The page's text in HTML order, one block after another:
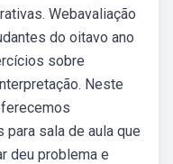
Webavaliação
do oitavo ano
sobre
Neste
sala de aula que
deu problema e